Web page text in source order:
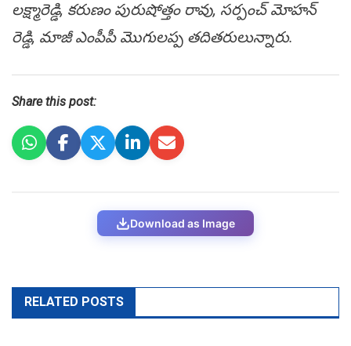
లక్ష్మారెడ్డి, కరుణం పురుషోత్తం రావు, సర్పంచ్ మోహన్
రెడ్డి, మాజీ ఎంపీపీ మొగులప్ప తదితరులున్నారు.
Share this post:
Download as Image
RELATED POSTS